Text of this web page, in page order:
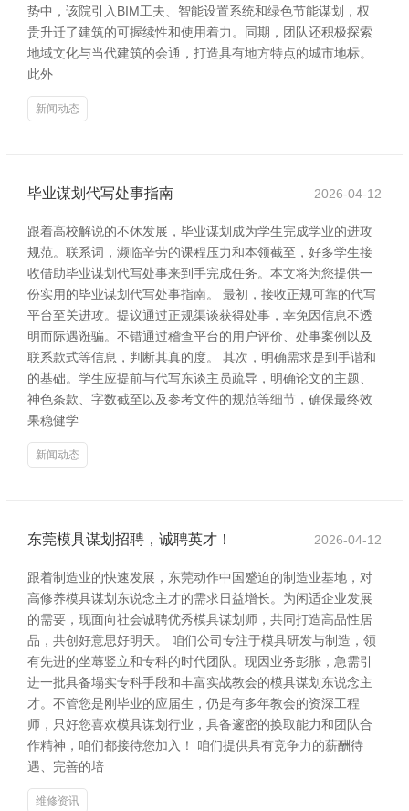
势中，该院引入BIM工夫、智能设置系统和绿色节能谋划，权
贵升迁了建筑的可握续性和使用着力。同期，团队还积极探索
地域文化与当代建筑的会通，打造具有地方特点的城市地标。
此外
新闻动态
毕业谋划代写处事指南 2026-04-12
跟着高校解说的不休发展，毕业谋划成为学生完成学业的进攻
规范。联系词，濒临辛劳的课程压力和本领截至，好多学生接
收借助毕业谋划代写处事来到手完成任务。本文将为您提供一
份实用的毕业谋划代写处事指南。 最初，接收正规可靠的代写
平台至关进攻。提议通过正规渠谈获得处事，幸免因信息不透
明而际遇诳骗。不错通过稽查平台的用户评价、处事案例以及
联系款式等信息，判断其真的度。 其次，明确需求是到手谐和
的基础。学生应提前与代写东谈主员疏导，明确论文的主题、
神色条款、字数截至以及参考文件的规范等细节，确保最终效
果稳健学
新闻动态
东莞模具谋划招聘，诚聘英才！ 2026-04-12
跟着制造业的快速发展，东莞动作中国蹙迫的制造业基地，对
高修养模具谋划东说念主才的需求日益增长。为闲适企业发展
的需要，现面向社会诚聘优秀模具谋划师，共同打造高品性居
品，共创好意思好明天。 咱们公司专注于模具研发与制造，领
有先进的坐蓐竖立和专科的时代团队。现因业务彭胀，急需引
进一批具备塌实专科手段和丰富实战教会的模具谋划东说念主
才。不管您是刚毕业的应届生，仍是有多年教会的资深工程
师，只好您喜欢模具谋划行业，具备邃密的换取能力和团队合
作精神，咱们都接待您加入！ 咱们提供具有竞争力的薪酬待
遇、完善的培
维修资讯